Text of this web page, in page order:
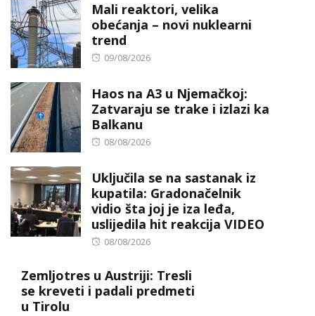
Mali reaktori, velika
obećanja – novi nuklearni
trend
Posted
09/08/2026
Haos na A3 u Njemačkoj:
Zatvaraju se trake i izlazi ka
Balkanu
Posted
08/08/2026
Uključila se na sastanak iz
kupatila: Gradonačelnik
vidio šta joj je iza leđa,
uslijedila hit reakcija VIDEO
Posted
08/08/2026
Zemljotres u Austriji: Tresli
se kreveti i padali predmeti
u Tirolu